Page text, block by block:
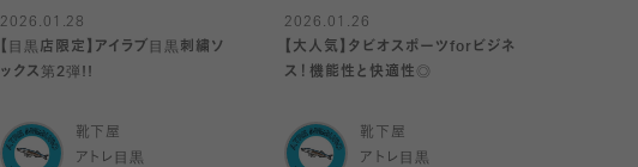
2026.01.28
【目黒店限定】アイラブ目黒刺繍ソ
ックス第2弾!!
靴下屋
アトレ目黒
2026.01.26
【大人気】タビオスポーツforビジネ
ス！機能性と快適性◎
靴下屋
アトレ目黒